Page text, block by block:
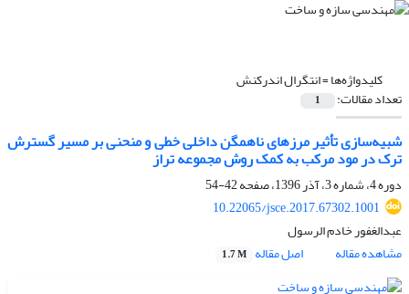
کلیدواژه‌ها =انتگرال اندرکنش
تعداد مقالات: 1
شبیه‌سازی تأثیر مرزهای ناهمگن داخلی خطی و منحنی بر مسیر گسترش
ترک در مود مرکب به کمک روش مجموعه تراز
دوره 4، شماره 3، آذر 1396، صفحه
42-54
10.22065/jsce.2017.67302.1001
عبدالغفور خادم الرسول
مشاهده مقاله
اصل مقاله 1.7 M